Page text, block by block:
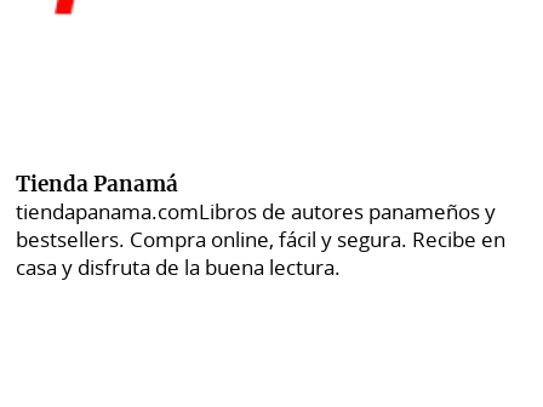
Tienda Panamá
tiendapanama.comLibros de autores panameños y
bestsellers. Compra online, fácil y segura. Recibe en
casa y disfruta de la buena lectura.